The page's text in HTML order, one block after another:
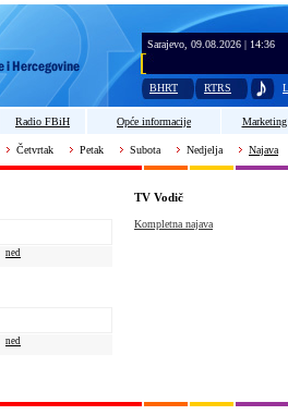
Sarajevo, 09.08.2026 | 14:36
BHRT RTRS
Radio FBiH Opće informacije Marketing
Četvrtak Petak Subota Nedjelja Najava
ned
ned
TV Vodič
Kompletna najava